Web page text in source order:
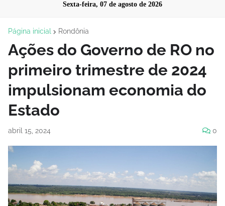
Sexta-feira, 07 de agosto de 2026
Página inicial Rondônia
Ações do Governo de RO no
primeiro trimestre de 2024
impulsionam economia do
Estado
abril 15, 2024 0